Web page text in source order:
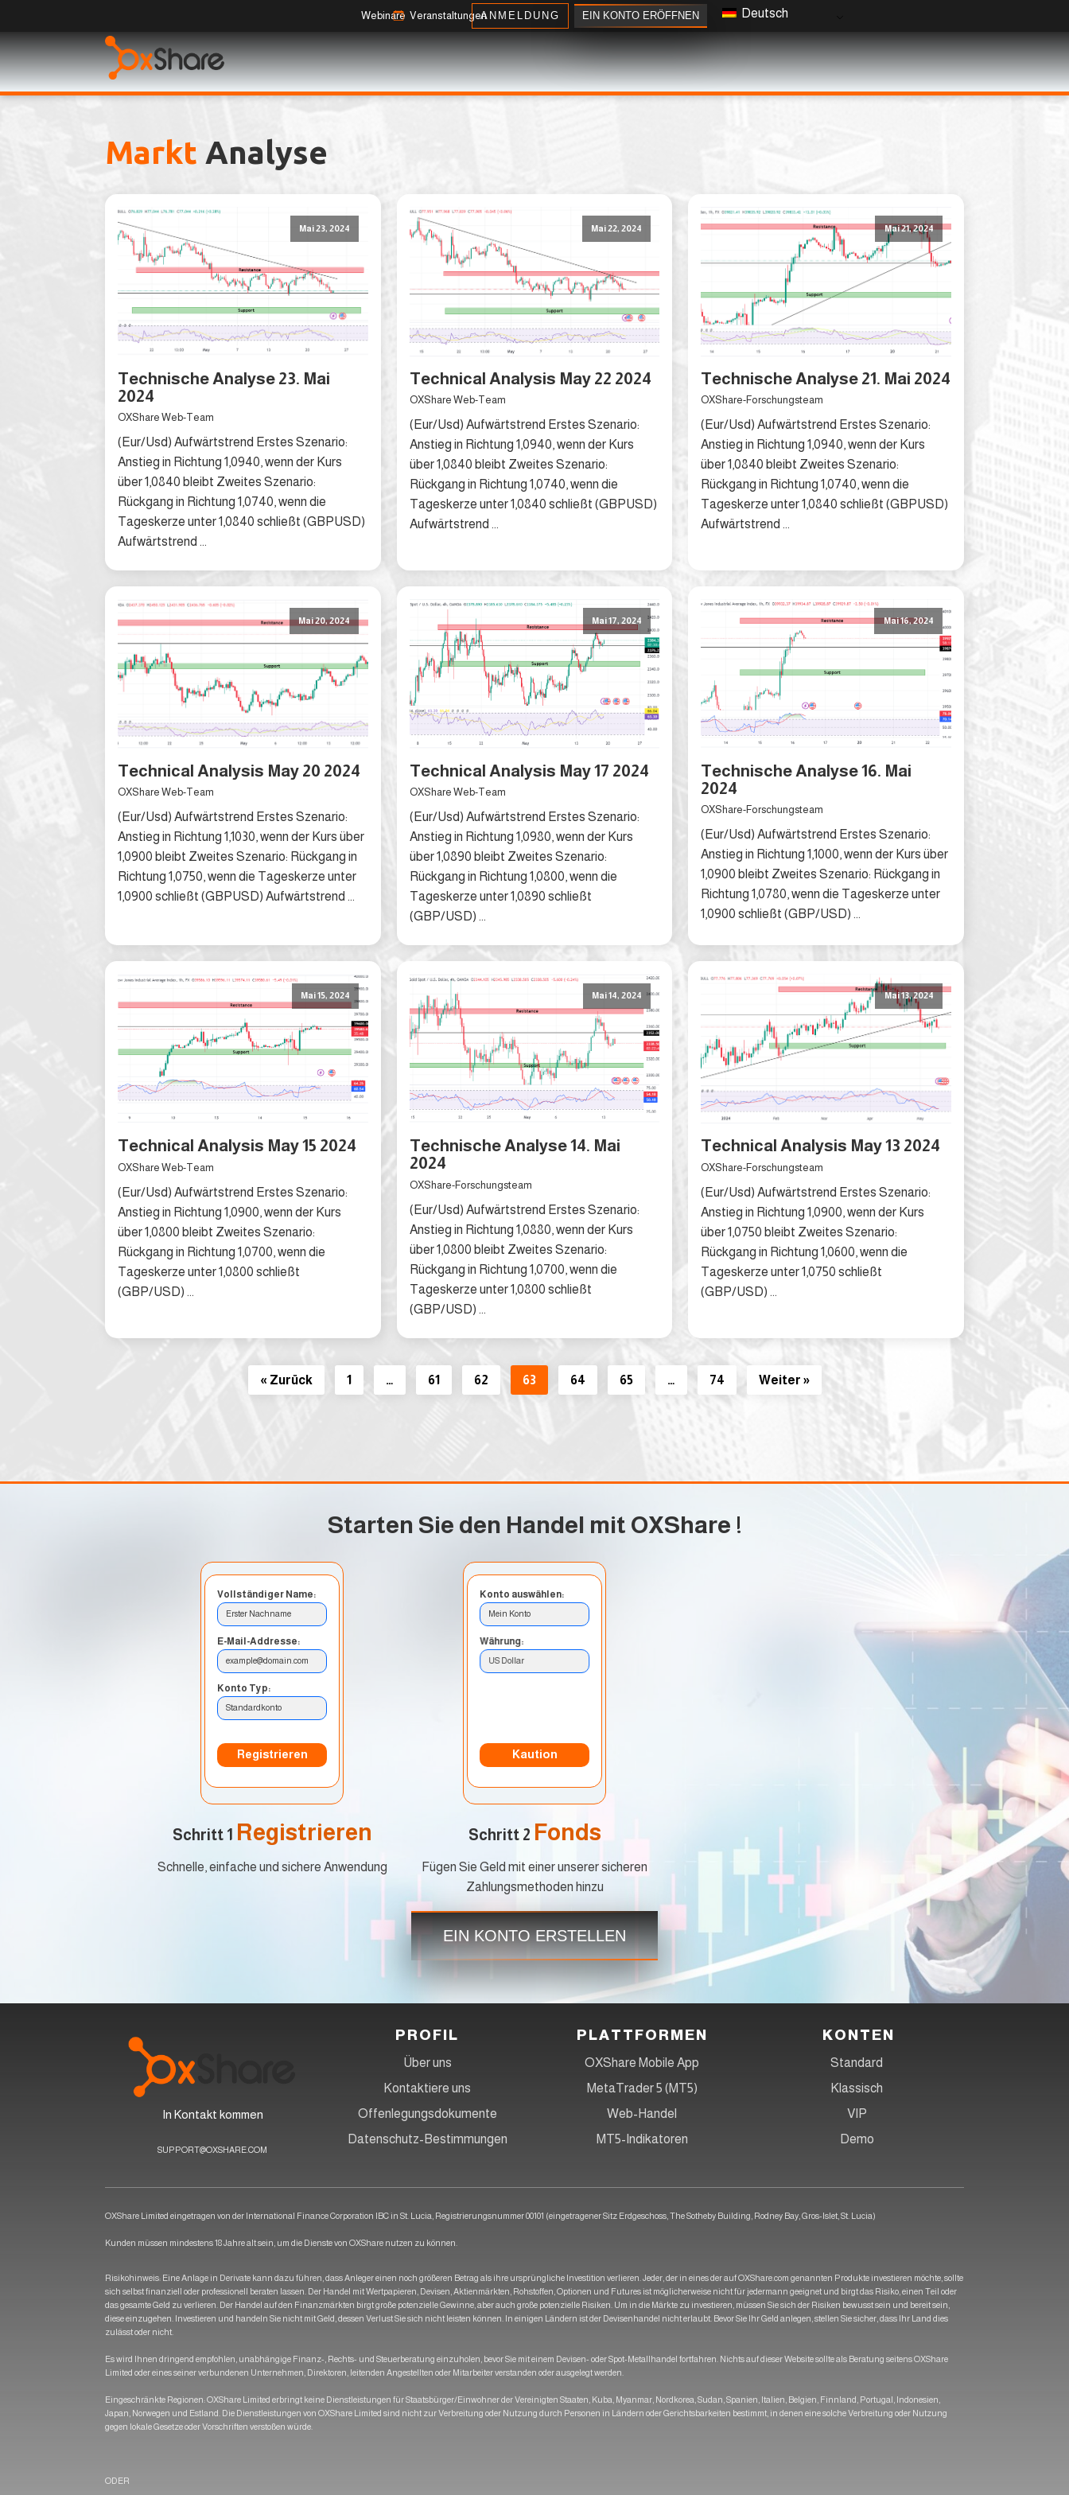
Webinare VeranstaltungenANMELDUNG EIN KONTO ERÖFFNEN Deutsch
Markt Analyse
Mai 23, 2024
Technische Analyse 23. Mai
2024
OXShare Web-Team
(Eur/Usd) Aufwärtstrend Erstes Szenario:
Anstieg in Richtung 1,0940, wenn der Kurs
über 1,0840 bleibt Zweites Szenario:
Rückgang in Richtung 1,0740, wenn die
Tageskerze unter 1,0840 schließt (GBPUSD)
Aufwärtstrend ...
Mai 22, 2024
Technical Analysis May 22 2024
OXShare Web-Team
(Eur/Usd) Aufwärtstrend Erstes Szenario:
Anstieg in Richtung 1,0940, wenn der Kurs
über 1,0840 bleibt Zweites Szenario:
Rückgang in Richtung 1,0740, wenn die
Tageskerze unter 1,0840 schließt (GBPUSD)
Aufwärtstrend ...
Mai 21, 2024
Technische Analyse 21. Mai 2024
OXShare-Forschungsteam
(Eur/Usd) Aufwärtstrend Erstes Szenario:
Anstieg in Richtung 1,0940, wenn der Kurs
über 1,0840 bleibt Zweites Szenario:
Rückgang in Richtung 1,0740, wenn die
Tageskerze unter 1,0840 schließt (GBPUSD)
Aufwärtstrend ...
Mai 20, 2024
Technical Analysis May 20 2024
OXShare Web-Team
(Eur/Usd) Aufwärtstrend Erstes Szenario:
Anstieg in Richtung 1,1030, wenn der Kurs über
1,0900 bleibt Zweites Szenario: Rückgang in
Richtung 1,0750, wenn die Tageskerze unter
1,0900 schließt (GBPUSD) Aufwärtstrend ...
Mai 17, 2024
Technical Analysis May 17 2024
OXShare Web-Team
(Eur/Usd) Aufwärtstrend Erstes Szenario:
Anstieg in Richtung 1,0980, wenn der Kurs
über 1,0890 bleibt Zweites Szenario:
Rückgang in Richtung 1,0800, wenn die
Tageskerze unter 1,0890 schließt
(GBP/USD) ...
Mai 16, 2024
Technische Analyse 16. Mai
2024
OXShare-Forschungsteam
(Eur/Usd) Aufwärtstrend Erstes Szenario:
Anstieg in Richtung 1,1000, wenn der Kurs über
1,0900 bleibt Zweites Szenario: Rückgang in
Richtung 1,0780, wenn die Tageskerze unter
1,0900 schließt (GBP/USD) ...
Mai 15, 2024
Technical Analysis May 15 2024
OXShare Web-Team
(Eur/Usd) Aufwärtstrend Erstes Szenario:
Anstieg in Richtung 1,0900, wenn der Kurs
über 1,0800 bleibt Zweites Szenario:
Rückgang in Richtung 1,0700, wenn die
Tageskerze unter 1,0800 schließt
(GBP/USD) ...
Mai 14, 2024
Technische Analyse 14. Mai
2024
OXShare-Forschungsteam
(Eur/Usd) Aufwärtstrend Erstes Szenario:
Anstieg in Richtung 1,0880, wenn der Kurs
über 1,0800 bleibt Zweites Szenario:
Rückgang in Richtung 1,0700, wenn die
Tageskerze unter 1,0800 schließt
(GBP/USD) ...
Mai 13, 2024
Technical Analysis May 13 2024
OXShare-Forschungsteam
(Eur/Usd) Aufwärtstrend Erstes Szenario:
Anstieg in Richtung 1,0900, wenn der Kurs
über 1,0750 bleibt Zweites Szenario:
Rückgang in Richtung 1,0600, wenn die
Tageskerze unter 1,0750 schließt
(GBP/USD) ...
« Zurück 1 … 61 62 63 64 65 … 74 Weiter »
Starten Sie den Handel mit OXShare !
Vollständiger Name:
Erster Nachname
E-Mail-Addresse:
example@domain.com
Konto Typ:
Standardkonto
Registrieren
Schritt 1 Registrieren
Schnelle, einfache und sichere Anwendung
Konto auswählen:
Mein Konto
Währung:
US Dollar
Kaution
Schritt 2 Fonds
Fügen Sie Geld mit einer unserer sicheren
Zahlungsmethoden hinzu
Schritt 3
und überall auf die globalen Märkte zu!
EIN KONTO ERSTELLEN
In Kontakt kommen
SUPPORT@OXSHARE.COM
PROFIL
Über uns
Kontaktiere uns
Offenlegungsdokumente
Datenschutz-Bestimmungen
PLATTFORMEN
OXShare Mobile App
MetaTrader 5 (MT5)
Web-Handel
MT5-Indikatoren
KONTEN
Standard
Klassisch
VIP
Demo
OXShare Limited eingetragen von der International Finance Corporation IBC in St. Lucia, Registrierungsnummer 00101 (eingetragener Sitz Erdgeschoss, The Sotheby Building, Rodney Bay, Gros-Islet, St. Lucia)
Kunden müssen mindestens 18 Jahre alt sein, um die Dienste von OXShare nutzen zu können.
Risikohinweis: Eine Anlage in Derivate kann dazu führen, dass Anleger einen noch größeren Betrag als ihre ursprüngliche Investition verlieren. Jeder, der in eines der auf OXShare.com genannten Produkte investieren möchte, sollte
sich selbst finanziell oder professionell beraten lassen. Der Handel mit Wertpapieren, Devisen, Aktienmärkten, Rohstoffen, Optionen und Futures ist möglicherweise nicht für jedermann geeignet und birgt das Risiko, einen Teil oder
das gesamte Geld zu verlieren. Der Handel auf den Finanzmärkten birgt große potenzielle Gewinne, aber auch große potenzielle Risiken. Um in die Märkte zu investieren, müssen Sie sich der Risiken bewusst sein und bereit sein,
diese einzugehen. Investieren und handeln Sie nicht mit Geld, dessen Verlust Sie sich nicht leisten können. In einigen Ländern ist der Devisenhandel nicht erlaubt. Bevor Sie Ihr Geld anlegen, stellen Sie sicher, dass Ihr Land dies
zulässt oder nicht.
Es wird Ihnen dringend empfohlen, unabhängige Finanz-, Rechts- und Steuerberatung einzuholen, bevor Sie mit einem Devisen- oder Spot-Metallhandel fortfahren. Nichts auf dieser Website sollte als Beratung seitens OXShare
Limited oder eines seiner verbundenen Unternehmen, Direktoren, leitenden Angestellten oder Mitarbeiter verstanden oder ausgelegt werden.
Eingeschränkte Regionen: OXShare Limited erbringt keine Dienstleistungen für Staatsbürger/Einwohner der Vereinigten Staaten, Kuba, Myanmar, Nordkorea, Sudan, Spanien, Italien, Belgien, Finnland, Portugal, Indonesien,
Japan, Norwegen und Estland. Die Dienstleistungen von OXShare Limited sind nicht zur Verbreitung oder Nutzung durch Personen in Ländern oder Gerichtsbarkeiten bestimmt, in denen eine solche Verbreitung oder Nutzung
gegen lokale Gesetze oder Vorschriften verstoßen würde.
ODER